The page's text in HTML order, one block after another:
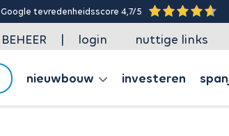
Google tevredenheidsscore 4,7/5
BEHEER | login nuttige links
nieuwbouw investeren